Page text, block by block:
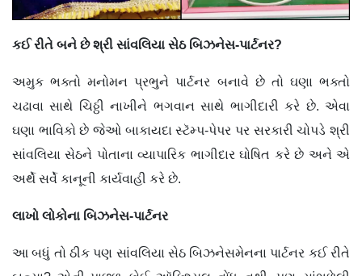
કઈ રીતે બને છે શ્રી સાંવલિયા સેઠ બિઝનેસ-પાર્ટનર?
અમુક ભક્તો મનોમન પ્રભુને પાર્ટનર બનાવે છે તો ઘણા ભક્તો
ચઢાવા સાથે ચિઠ્ઠી નાખીને ભગવાન સાથે ભાગીદારી કરે છે. એવા
ઘણા ભાવિકો છે જેઓ બાકાયદા સ્ટૅમ્પ-પેપર પર સરકારી ચોપડે શ્રી
સાંવલિયા સેઠને પોતાના વ્યાપારિક ભાગીદાર ઘોષિત કરે છે અને એ
અર્થે સર્વે કાનૂની કાર્યવાહી કરે છે.
લાખો લોકોના બિઝનેસ-પાર્ટનર
આ બધું તો ઠીક પણ સાંવલિયા સેઠ બિઝનેસમેનના પાર્ટનર કઈ રીતે